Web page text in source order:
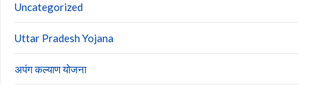
Uncategorized
Uttar Pradesh Yojana
अपंग कल्याण योजना